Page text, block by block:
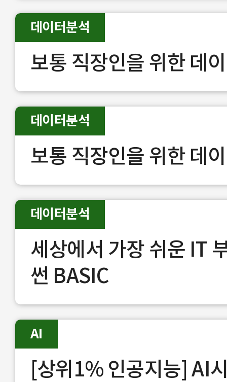
보통 직장인을 위한 데
데이터분석
보통 직장인을 위한 데
데이터분석
세상에서 가장 쉬운 IT
썬 BASIC
데이터분석
[상위1% 인공지능] AI
AI